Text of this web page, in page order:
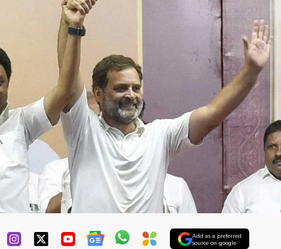
Add as a preferred
source on google